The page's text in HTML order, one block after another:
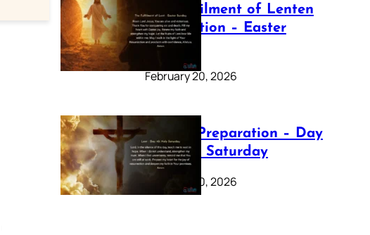
The Fulfilment of Lenten
Preparation – Easter
Sunday
February 20, 2026
Lenten Preparation – Day
40: Holy Saturday
February 20, 2026